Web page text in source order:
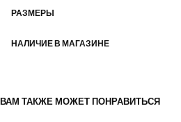
РАЗМЕРЫ
НАЛИЧИЕ В МАГАЗИНЕ
ВАМ ТАКЖЕ МОЖЕТ ПОНРАВИТЬСЯ